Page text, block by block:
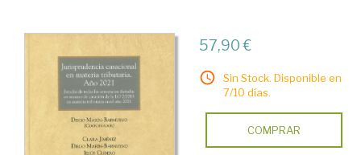
tributario
Legislación
jurisprudencia
57,90 €
Sin Stock. Disponible en
7/10 días.
COMPRAR